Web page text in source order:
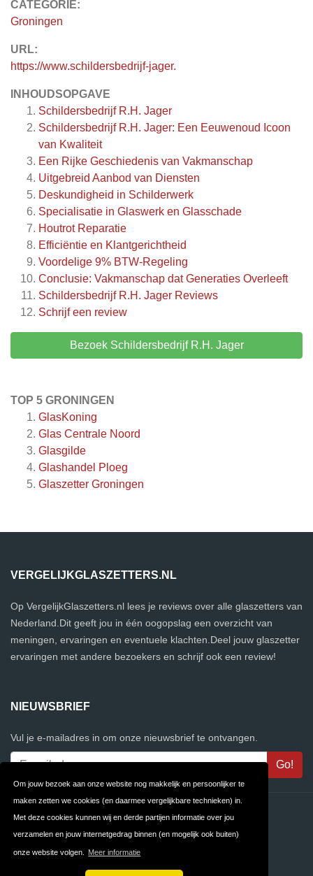
Om jouw bezoek aan onze website nog makkelijk en persoonlijker te
maken zetten we cookies (en daarmee vergelijkbare technieken) in.
Met deze cookies kunnen wij en derde partijen informatie over jou
verzamelen en jouw internetgedrag binnen (en mogelijk ook buiten)
onze website volgen. Meer informatie
CATEGORIE:
Groningen
URL:
https://www.schildersbedrijf-jager.
INHOUDSOPGAVE
Schildersbedrijf R.H. Jager
Schildersbedrijf R.H. Jager: Een Eeuwenoud Icoon
van Kwaliteit
Een Rijke Geschiedenis van Vakmanschap
Uitgebreid Aanbod van Diensten
Deskundigheid in Schilderwerk
Specialisatie in Glaswerk en Glasschade
Houtrot Reparatie
Efficiëntie en Klantgerichtheid
Voordelige 9% BTW-Regeling
Conclusie: Vakmanschap dat Generaties Overleeft
Schildersbedrijf R.H. Jager Reviews
Schrijf een review
Bezoek Schildersbedrijf R.H. Jager
TOP 5 GRONINGEN
GlasKoning
Glas Centrale Noord
Glasgilde
Glashandel Ploeg
Glaszetter Groningen
VERGELIJKGLASZETTERS.NL
Op VergelijkGlaszetters.nl lees je reviews over alle glaszetters van
Nederland.Dit geeft jou in één oogopslag een overzicht van
meningen, ervaringen en eventuele klachten.Deel jouw glaszetter
ervaringen met andere bezoekers en schrijf ook een review!
NIEUWSBRIEF
Vul je e-mailadres in om onze nieuwsbrief te ontvangen.
Contact Privacy
Algemene FAQ